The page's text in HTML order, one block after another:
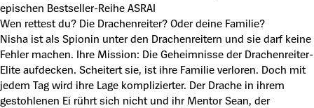
epischen Bestseller-Reihe ASRAI
Wen rettest du? Die Drachenreiter? Oder deine Familie?
Nisha ist als Spionin unter den Drachenreitern und sie darf keine
Fehler machen. Ihre Mission: Die Geheimnisse der Drachenreiter-
Elite aufdecken. Scheitert sie, ist ihre Familie verloren. Doch mit
jedem Tag wird ihre Lage komplizierter. Der Drache in ihrem
gestohlenen Ei rührt sich nicht und ihr Mentor Sean, der